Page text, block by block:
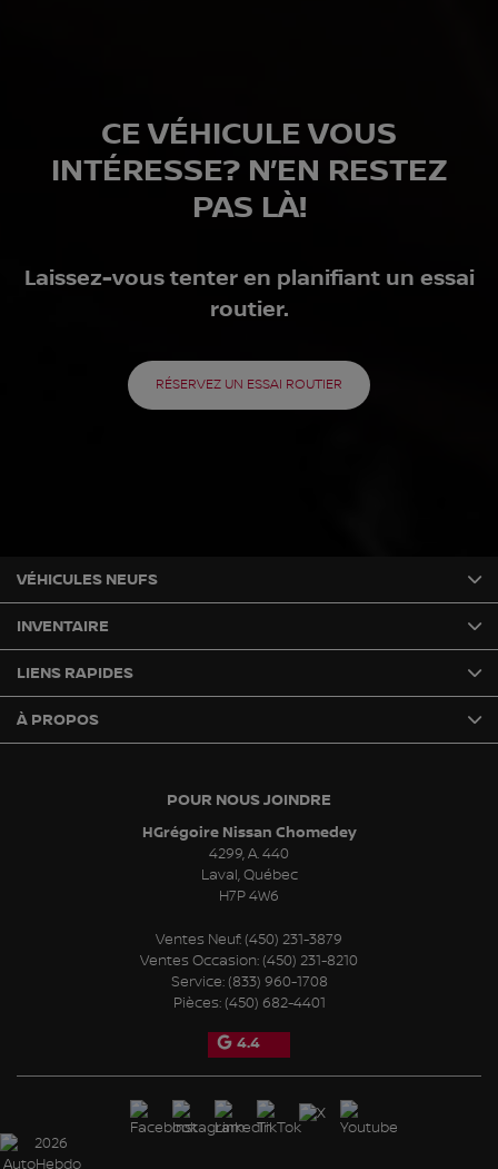
CE VÉHICULE VOUS
INTÉRESSE? N’EN RESTEZ
PAS LÀ!
Laissez-vous tenter en planifiant un essai
routier.
RÉSERVEZ UN ESSAI ROUTIER
POUR NOUS JOINDRE
HGrégoire Nissan Chomedey
4299, A. 440
Laval,Québec
H7P 4W6
Ventes Neuf: (450) 231-3879
Ventes Occasion: (450) 231-8210
Service: (833) 960-1708
Pièces: (450) 682-4401
4.4
VÉHICULES NEUFS
INVENTAIRE
LIENS RAPIDES
À PROPOS